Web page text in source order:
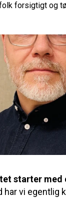
forsigtigt og
starter med
har vi egentlig